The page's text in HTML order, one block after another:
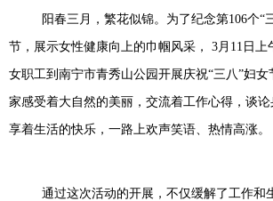
阳春三月，繁花似锦。为了纪念第106个“
节，展示女性健康向上的巾帼风采， 3月 11 日上
女职工到南宁市青秀山公园开展庆祝“三八”妇
家感受着大自然的美丽，交流着工作心得，谈
享着生活的快乐，一路上欢声笑语、热情高涨。
通过这次活动的开展，不仅缓解了工作和